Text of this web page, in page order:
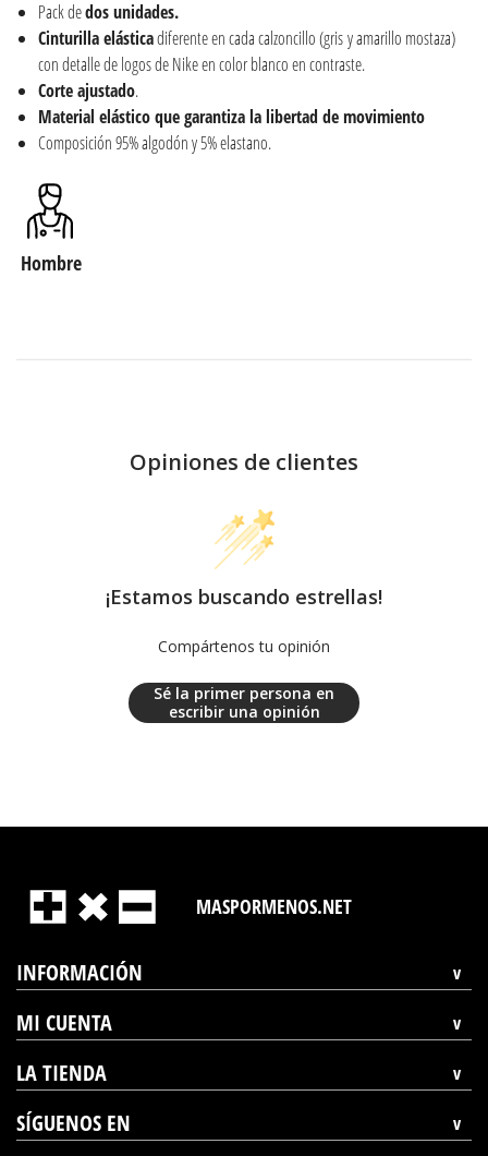
Pack dedos unidades.
Cinturilla elásticadiferente en cada calzoncillo (gris y amarillo mostaza)
con detalle de logos de Nike en color blanco en contraste.
Corte ajustado.
Material elástico que garantiza la libertad de movimiento
Composición 95% algodón y 5% elastano.
Hombre
Opiniones de clientes
¡Estamos buscando estrellas!
Compártenos tu opinión
Sé la primer persona en
escribir una opinión
MASPORMENOS.NET
INFORMACIÓN
MI CUENTA
LA TIENDA
SÍGUENOS EN